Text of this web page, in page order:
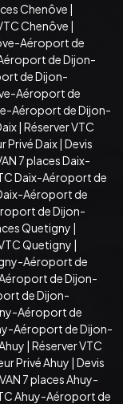
Chenôve |
Chenôve |
Aéroport de
de Dijon-
de Dijon-
Aéroport de
Aéroport de Dijon-
| Réserver VTC
Privé Daix| Devis
7 places Daix-
Daix-Aéroport de
Aéroport de
de Dijon-
Quetigny |
Quetigny |
Aéroport de
de Dijon-
de Dijon-
Aéroport de
Aéroport de Dijon-
| Réserver VTC
Privé Ahuy | Devis
VAN 7 places Ahuy-
Ahuy-Aéroport de